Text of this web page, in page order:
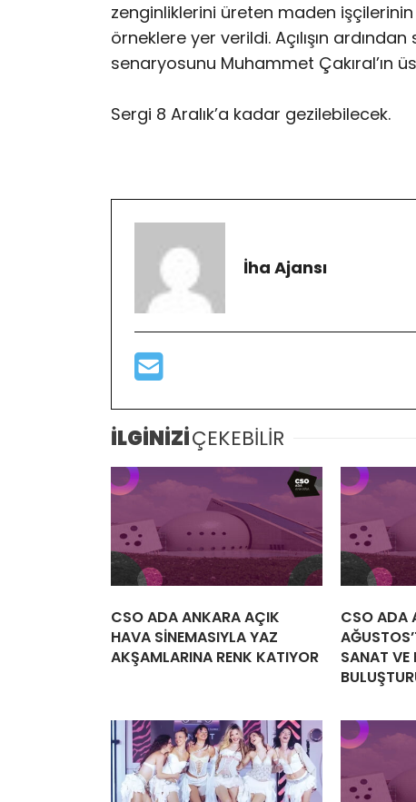
zenginliklerini üreten maden
örneklere yer verildi. Açılışın
senaryosunu Muhammet Çakıral’ın
Sergi 8 Aralık’a kadar gezilebilecek.
İha Ajansı
İLGİNİZİÇEKEBİLİR
CSO ADA ANKARA AÇIK
HAVA SİNEMASIYLA YAZ
AKŞAMLARINA RENK KATIYOR
CSO ADA
SANAT VE